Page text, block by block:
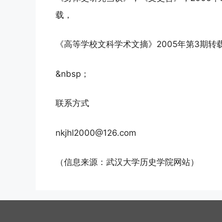
载，
《高等学校文科学术文摘》2005年第3期转
&nbsp；
联系方式
nkjhl2000@126.com
（信息来源：武汉大学历史学院网站）